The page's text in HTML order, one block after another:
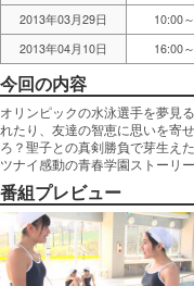
2013年03月29日
10:00
2013年04月10日
16:00
今回の内容
オリンピックの水泳選手を夢見
れたり、友達の智恵に思いを寄
ろ？聖子との真剣勝負で芽生え
ツナイ感動の青春学園ストーリー
番組プレビュー